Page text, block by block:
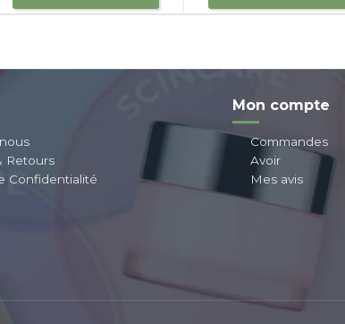
Retours
Confidentialité
Mon compte
Commandes
Avoir
Mes avis